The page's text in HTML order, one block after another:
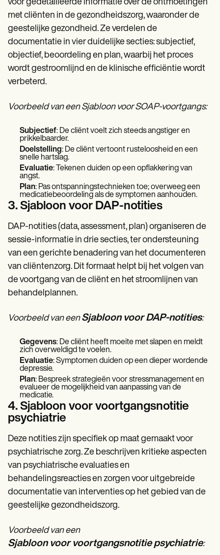
voor gedetailleerde informatie over de ontmoetingen
met cliënten in de gezondheidszorg, waaronder de
geestelijke gezondheid. Ze verdelen de
documentatie in vier duidelijke secties: subjectief,
objectief, beoordeling en plan, waarbij het proces
wordt gestroomlijnd en de klinische efficiëntie wordt
verbeterd.
Voorbeeld van een Sjabloon voor SOAP-voortgangs:
Subjectief: De cliënt voelt zich steeds angstiger en
prikkelbaarder.
Doelstelling: De cliënt vertoont rusteloosheid en een
snelle hartslag.
Evaluatie: Tekenen duiden op een opflakkering van
angst.
Plan: Pas ontspanningstechnieken toe; overweeg een
medicatiebeoordeling als de symptomen aanhouden.
3. Sjabloon voor DAP-notities
DAP-notities (data, assessment, plan) organiseren de
sessie-informatie in drie secties, ter ondersteuning
van een gerichte benadering van het documenteren
van cliëntenzorg. Dit formaat helpt bij het volgen van
de voortgang van de cliënt en het stroomlijnen van
behandelplannen.
Voorbeeld van eenSjabloon voor DAP-notities:
Gegevens: De cliënt heeft moeite met slapen en meldt
zich overweldigd te voelen.
Evaluatie: Symptomen duiden op een dieper wordende
depressie.
Plan: Bespreek strategieën voor stressmanagement en
evalueer de mogelijkheid van aanpassing van de
medicatie.
4. Sjabloon voor voortgangsnotitie
psychiatrie
Deze notities zijn specifiek op maat gemaakt voor
psychiatrische zorg. Ze beschrijven kritieke aspecten
van psychiatrische evaluaties en
behandelingsreacties en zorgen voor uitgebreide
documentatie van interventies op het gebied van de
geestelijke gezondheidszorg.
Voorbeeld van een
Sjabloon voor voortgangsnotitie psychiatrie: